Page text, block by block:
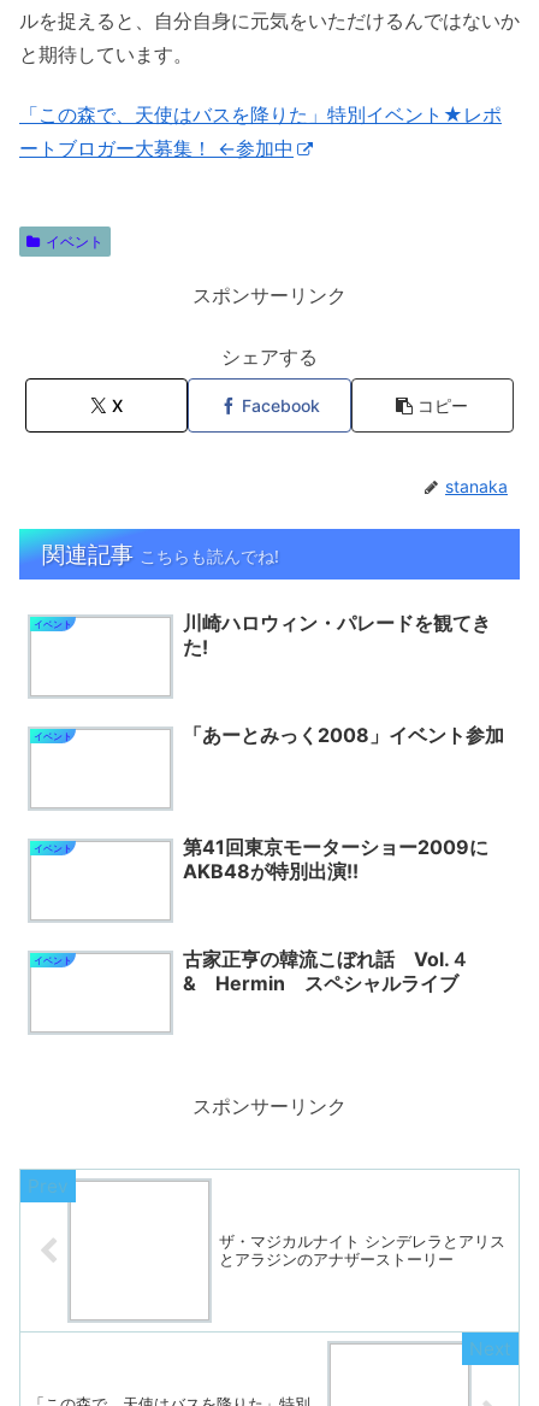
ルを捉えると、自分自身に元気をいただけるんではないか
と期待しています。
「この森で、天使はバスを降りた」特別イベント★レポ
ートブロガー大募集！ ←参加中
イベント
スポンサーリンク
シェアする
X Facebook コピー
stanaka
関連記事 こちらも読んでね!
イベント
川崎ハロウィン・パレードを観てき
た!
イベント 「あーとみっく2008」イベント参加
イベント
第41回東京モーターショー2009に
AKB48が特別出演!!
イベント
古家正亨の韓流こぼれ話 Vol.４
& Hermin スペシャルライブ
スポンサーリンク
ザ・マジカルナイト シンデレラとアリス
とアラジンのアナザーストーリー